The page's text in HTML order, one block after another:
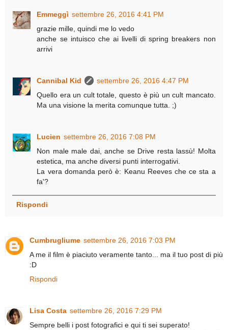
Emmeggì settembre 26, 2016 4:41 PM
grazie mille, quindi me lo vedo
anche se intuisco che ai livelli di spring breakers non
arrivi
Cannibal Kid
settembre 26, 2016 4:47 PM
Quello era un cult totale, questo è più un cult mancato.
Ma una visione la merita comunque tutta. ;)
Lucien settembre 26, 2016 7:08 PM
Non male male dai, anche se Drive resta lassù! Molta
estetica, ma anche diversi punti interrogativi.
La vera domanda però è: Keanu Reeves che ce sta a
fa'?
Rispondi
Cumbrugliume settembre 26, 2016 7:03 PM
A me il film è piaciuto veramente tanto... ma il tuo post di più
:D
Rispondi
Lisa Costa settembre 26, 2016 7:29 PM
Sempre belli i post fotografici e qui ti sei superato!